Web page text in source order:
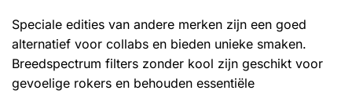
Speciale edities van andere merken zijn een goed
alternatief voor collabs en bieden unieke smaken.
Breedspectrum filters zonder kool zijn geschikt voor
gevoelige rokers en behouden essentiële